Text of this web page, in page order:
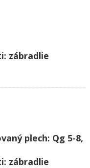
zábradlie
plech: Qg 5-8,
zábradlie